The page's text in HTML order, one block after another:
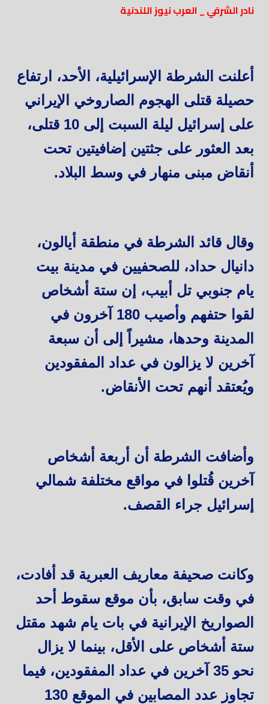
نادر الشرفي _ العرب نيوز اللندنية
أعلنت الشرطة الإسرائيلية، الأحد، ارتفاع
حصيلة قتلى الهجوم الصاروخي الإيراني
على إسرائيل ليلة السبت إلى 10 قتلى،
بعد العثور على جثتين إضافيتين تحت
أنقاض مبنى منهار في وسط البلاد.
وقال قائد الشرطة في منطقة أيالون،
دانيال حداد، للصحفيين في مدينة بيت
يام جنوبي تل أبيب، إن ستة أشخاص
لقوا حتفهم وأصيب 180 آخرون في
المدينة وحدها، مشيراً إلى أن سبعة
آخرين لا يزالون في عداد المفقودين
ويُعتقد أنهم تحت الأنقاض.
وأضافت الشرطة أن أربعة أشخاص
آخرين قُتلوا في مواقع مختلفة شمالي
إسرائيل جراء القصف.
وكانت صحيفة معاريف العبرية قد أفادت،
في وقت سابق، بأن موقع سقوط أحد
الصواريخ الإيرانية في بات يام شهد مقتل
ستة أشخاص على الأقل، بينما لا يزال
نحو 35 آخرين في عداد المفقودين، فيما
تجاوز عدد المصابين في الموقع 130